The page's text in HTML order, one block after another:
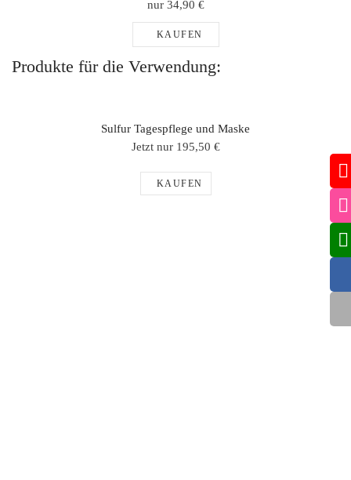
nur 34,90 €
KAUFEN
Produkte für die Verwendung:
Sulfur Tagespflege und Maske
Jetzt nur 195,50 €
KAUFEN